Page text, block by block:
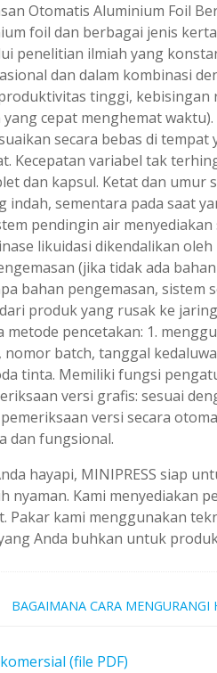
Otomatis Aluminium Foil
foil dan berbagai jenis
penelitian ilmiah yang
dan dalam kombinasi
tinggi,
cepat menghemat
secara bebas di
Kecepatan variabel tak
dan kapsul. Ketat dan
indah, sementara pada saat
pendingin air
likuidasi dikendalikan
(jika tidak ada
bahan pengemasan,
produk yang rusak ke
metode pencetakan: 1.
batch, tanggal
tinta. Memiliki fungsi
versi grafis: sesuai
versi secara
dan fungsional.
hayapi, MINIPRESS siap
nyaman. Kami menyediakan
Pakar kami menggunakan
Anda buhkan untuk
BAGAIMANA CARA MENGURANGI
(file PDF)